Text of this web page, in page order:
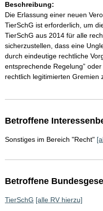
Beschreibung:
Die Erlassung einer neuen
TierSchG ist erforderlich, um
TierSchG aus 2014 für alle
sicherzustellen, dass eine
durch eindeutige rechtliche
entsprechende Regelung”
rechtlich legitimierten Gremien
Betroffene
Sonstiges im Bereich "Recht"
Betroffene
TierSchG [alle RV hierzu]